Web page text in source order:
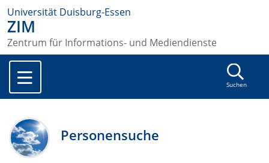
Universität Duisburg-Essen
ZIM
Zentrum für Informations- und Mediendienste
Suchen
Personensuche